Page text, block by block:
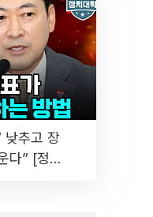
낮추고 장
다” [정치